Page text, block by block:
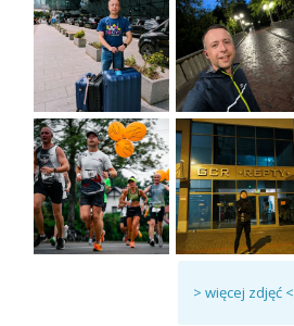
> więcej zdjęć <